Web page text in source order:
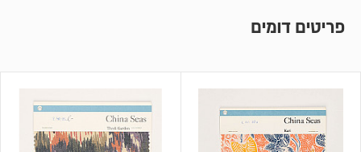
פריטים דומים